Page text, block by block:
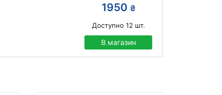
1950 ₴
Доступно 12 шт.
В магазин